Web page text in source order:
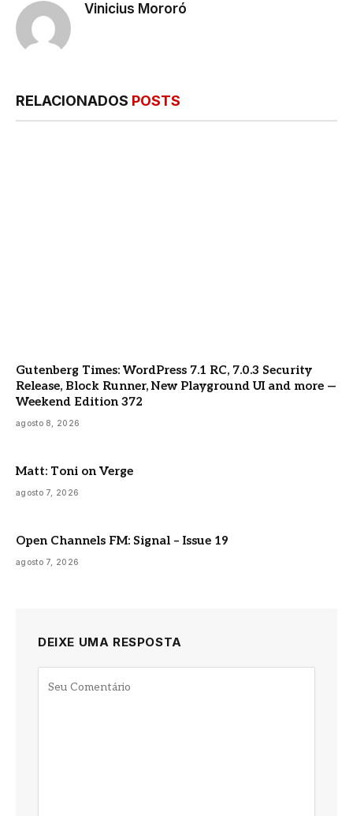
Vinicius Mororó
RELACIONADOS POSTS
Gutenberg Times: WordPress 7.1 RC, 7.0.3 Security
Release, Block Runner, New Playground UI and more —
Weekend Edition 372
agosto 8, 2026
Matt: Toni on Verge
agosto 7, 2026
Open Channels FM: Signal – Issue 19
agosto 7, 2026
DEIXE UMA RESPOSTA